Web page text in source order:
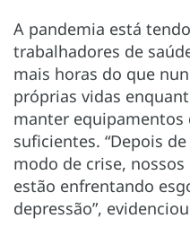
A pandemia está
trabalhadores de
mais horas do que
próprias vidas
manter
suficientes. “Depois
modo de crise,
estão enfrentando
depressão”,